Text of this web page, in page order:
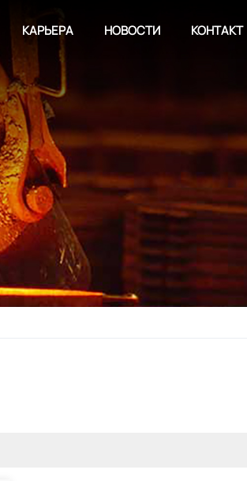
КАРЬЕРА НОВОСТИ
КОНТАКТ